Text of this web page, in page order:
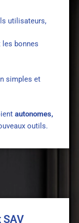
utilisateurs,
bonnes
simples et
autonomes,
outils.